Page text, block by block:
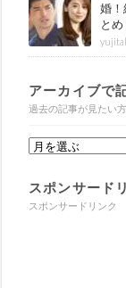
婚！
とめ
アーカイブで
過去の記事が見たい
スポンサード
スポンサードリンク